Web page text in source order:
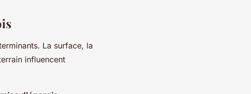
La surface, la
influencent